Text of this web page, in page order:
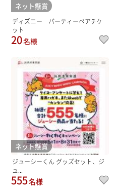
ネット懸賞
ディズニー パーティーペアチケ
ット
20名様
ネット懸賞
ジューシーくん グッズセット、ジ
ュ...
555名様